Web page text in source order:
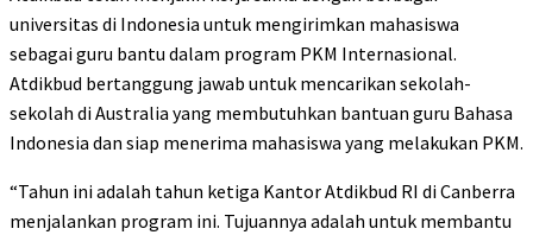
universitas di Indonesia untuk mengirimkan mahasiswa
sebagai guru bantu dalam program PKM Internasional.
Atdikbud bertanggung jawab untuk mencarikan sekolah-
sekolah di Australia yang membutuhkan bantuan guru Bahasa
Indonesia dan siap menerima mahasiswa yang melakukan PKM.
“Tahun ini adalah tahun ketiga Kantor Atdikbud RI di Canberra
menjalankan program ini. Tujuannya adalah untuk membantu